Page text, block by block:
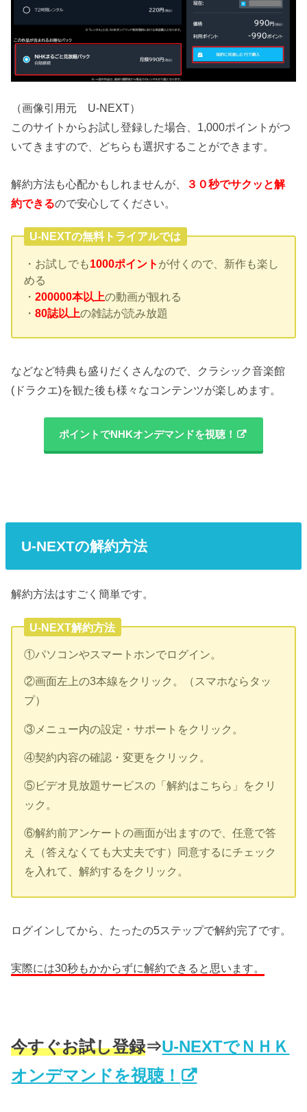
（画像引用元 U-NEXT）
このサイトからお試し登録した場合、1,000ポイントがつ
いてきますので、どちらも選択することができます。
解約方法も心配かもしれませんが、
３０秒でサクッと解
約できるので安心してください。
U-NEXTの無料トライアルでは
・お試しでも1000ポイント が付くので、新作も楽し
める
・200000本以上の動画が観れる
・80誌以上の雑誌が読み放題
などなど特典も盛りだくさんなので、クラシック音楽館
(ドラクエ)を観た後も様々なコンテンツが楽しめます。
ポイントでNHKオンデマンドを視聴！
U-NEXTの解約方法
解約方法はすごく簡単です。
U-NEXT解約方法
①パソコンやスマートホンでログイン。
②画面左上の3本線をクリック。（スマホならタッ
プ）
③メニュー内の設定・サポートをクリック。
④契約内容の確認・変更をクリック。
⑤ビデオ見放題サービスの「解約はこちら」をクリ
ック。
⑥解約前アンケートの画面が出ますので、任意で答
え（答えなくても大丈夫です）同意するにチェック
を入れて、解約するをクリック。
ログインしてから、たったの5ステップで解約完了です。
実際には30秒もかからずに解約できると思います。
今すぐお試し登録⇒U-NEXTでＮＨＫ
オンデマンドを視聴！